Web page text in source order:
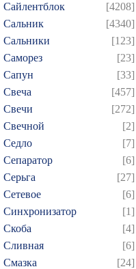
Сайлентблок
[4208]
Сальник
[4340]
Сальники
[123]
Саморез
[23]
Сапун
[33]
Свеча
[457]
Свечи
[272]
Свечной
[2]
Седло
[7]
Сепаратор
[6]
Серьга
[27]
Сетевое
[6]
Синхронизатор
[1]
Скоба
[4]
Сливная
[6]
Смазка
[24]